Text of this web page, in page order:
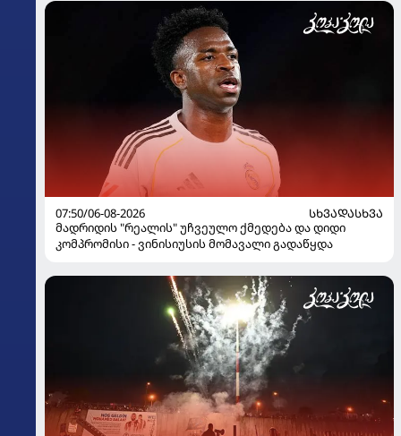
07:50/06-08-2026
ᲡᲮᲕᲐᲓᲐᲡᲮᲕᲐ
მადრიდის "რეალის" უჩვეულო ქმედება და დიდი
კომპრომისი - ვინისიუსის მომავალი გადაწყდა